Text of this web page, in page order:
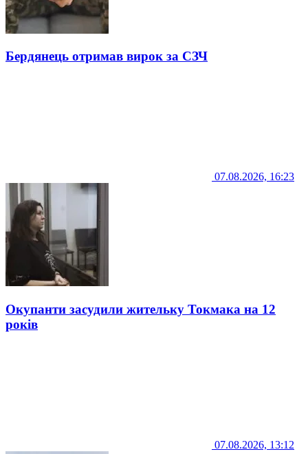
Бердянець отримав вирок за СЗЧ
07.08.2026, 16:23
Окупанти засудили жительку Токмака на 12
років
07.08.2026, 13:12